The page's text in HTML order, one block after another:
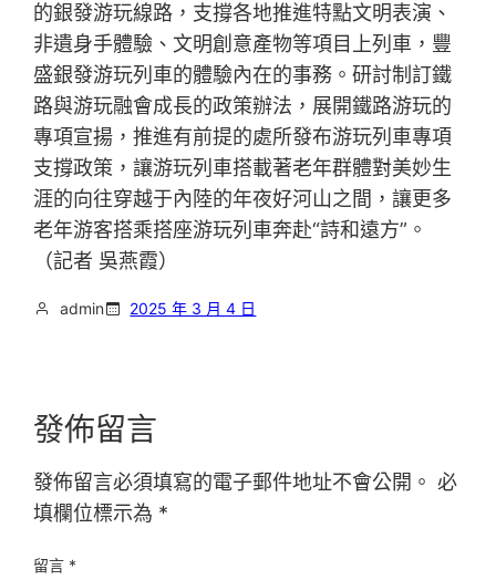
的銀發游玩線路，支撐各地推進特點文明表演、
非遺身手體驗、文明創意產物等項目上列車，豐
盛銀發游玩列車的體驗內在的事務。研討制訂鐵
路與游玩融會成長的政策辦法，展開鐵路游玩的
專項宣揚，推進有前提的處所發布游玩列車專項
支撐政策，讓游玩列車搭載著老年群體對美妙生
涯的向往穿越于內陸的年夜好河山之間，讓更多
老年游客搭乘搭座游玩列車奔赴“詩和遠方”。
（記者 吳燕霞）
admin 2025 年 3 月 4 日
發佈留言
發佈留言必須填寫的電子郵件地址不會公開。 必
填欄位標示為 *
留言 *